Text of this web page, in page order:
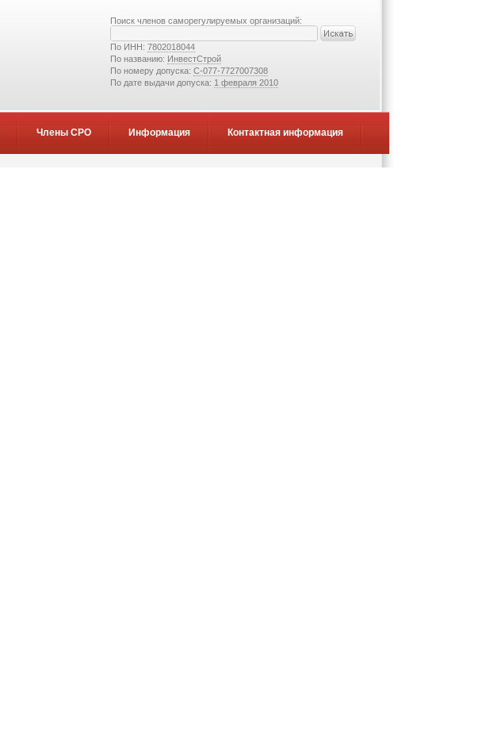
Поиск членов саморегулируемых организаций:
По ИНН: 7802018044
По названию: ИнвестСтрой
По номеру допуска: С-077-7727007308
По дате выдачи допуска: 1 февраля 2010
Члены СРО Информация Контактная информация